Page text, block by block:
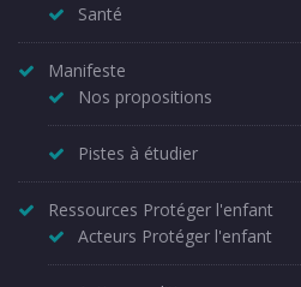
Santé
Manifeste
Nos propositions
Pistes à étudier
Ressources Protéger l'enfant
Acteurs Protéger l'enfant